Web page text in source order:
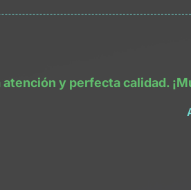
y perfecta calidad.